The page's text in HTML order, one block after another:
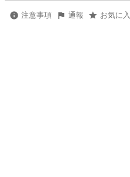
注意事項 通報 お気に